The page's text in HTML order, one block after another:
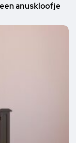
anuskloofje